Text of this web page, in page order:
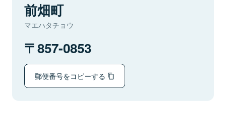
前畑町
マエハタチョウ
857-0853
郵便番号をコピーする